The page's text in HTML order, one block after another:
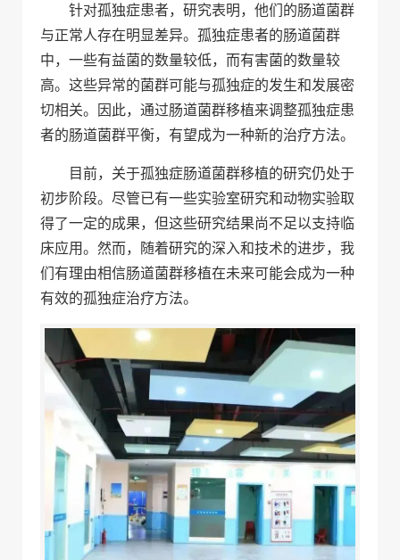
针对孤独症患者，研究表明，他们的肠道菌群
与正常人存在明显差异。孤独症患者的肠道菌群
中，一些有益菌的数量较低，而有害菌的数量较
高。这些异常的菌群可能与孤独症的发生和发展密
切相关。因此，通过肠道菌群移植来调整孤独症患
者的肠道菌群平衡，有望成为一种新的治疗方法。
目前，关于孤独症肠道菌群移植的研究仍处于
初步阶段。尽管已有一些实验室研究和动物实验取
得了一定的成果，但这些研究结果尚不足以支持临
床应用。然而，随着研究的深入和技术的进步，我
们有理由相信肠道菌群移植在未来可能会成为一种
有效的孤独症治疗方法。